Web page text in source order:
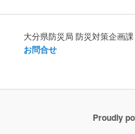
大分県防災局 防災対策企画
お問合せ
Proudly